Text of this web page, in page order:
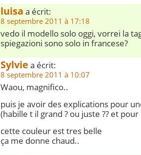
luisa a écrit:
8 septembre 2011 à 17:18
vedo il modello solo oggi, vorrei la
spiegazioni sono solo in francese?
Sylvie a écrit:
8 septembre 2011 à 10:07
Waou, magnifico..
puis je avoir des explications pour
(habille t il grand ? ou juste ?? et
cette couleur est tres belle
ça me donne chaud..